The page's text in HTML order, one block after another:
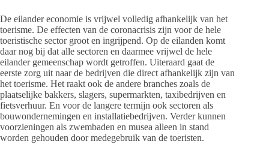
De eilander economie is vrijwel volledig afhankelijk van het
toerisme. De effecten van de coronacrisis zijn voor de hele
toeristische sector groot en ingrijpend. Op de eilanden komt
daar nog bij dat alle sectoren en daarmee vrijwel de hele
eilander gemeenschap wordt getroffen. Uiteraard gaat de
eerste zorg uit naar de bedrijven die direct afhankelijk zijn van
het toerisme. Het raakt ook de andere branches zoals de
plaatselijke bakkers, slagers, supermarkten, taxibedrijven en
fietsverhuur. En voor de langere termijn ook sectoren als
bouwondernemingen en installatiebedrijven. Verder kunnen
voorzieningen als zwembaden en musea alleen in stand
worden gehouden door medegebruik van de toeristen.